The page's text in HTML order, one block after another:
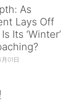
As
Lays Off
Its ‘Winter’
01日